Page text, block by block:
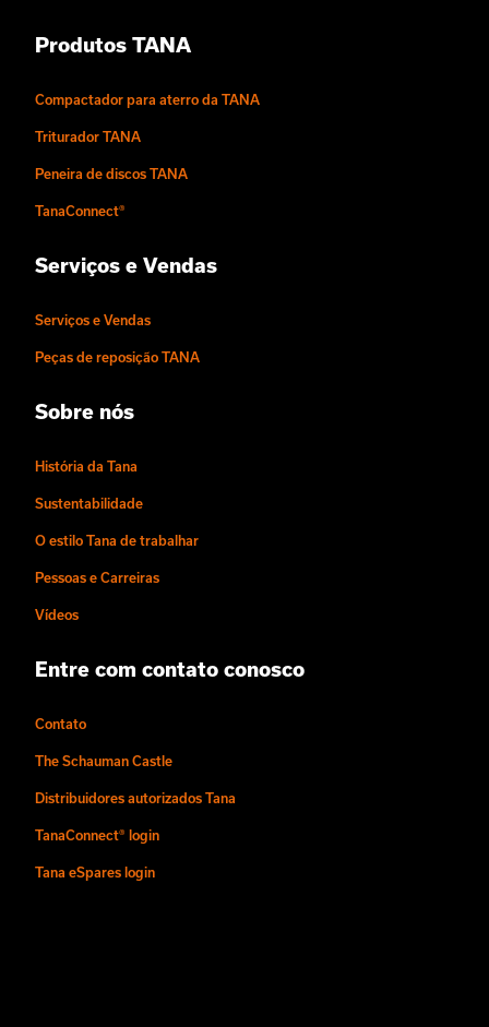
Produtos TANA
Compactador para aterro da TANA
Triturador TANA
Peneira de discos TANA
TanaConnect®
Serviços e Vendas
Serviços e Vendas
Peças de reposição TANA
Sobre nós
História da Tana
Sustentabilidade
O estilo Tana de trabalhar
Pessoas e Carreiras
Vídeos
Entre com contato conosco
Contato
The Schauman Castle
Distribuidores autorizados Tana
TanaConnect® login
Tana eSpares login